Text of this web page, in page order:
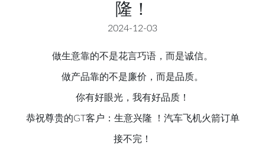
隆！
2024-12-03
做生意靠的不是花言巧语，而是诚信。
做产品靠的不是廉价，而是品质。
你有好眼光，我有好品质！
恭祝尊贵的GT客户：生意兴隆 ！汽车飞机火箭订单
接不完！